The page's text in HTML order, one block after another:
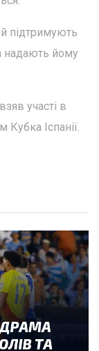
підтримують
надають йому
участі в
Іспанії.